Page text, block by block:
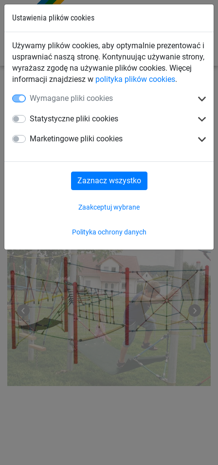
Ustawienia plików cookies
Używamy plików cookies, aby optymalnie prezentować i
usprawniać naszą stronę. Kontynuując używanie strony,
wyrażasz zgodę na używanie plików cookies. Więcej
informacji znajdziesz w polityka plików cookies.
Wymagane pliki cookies
Statystyczne pliki cookies
Marketingowe pliki cookies
Polityka ochrony danych
Zaakceptuj wybrane
Zaznacz wszystko
stalowych
Słup stalowy, pojedynczy -
system Vario